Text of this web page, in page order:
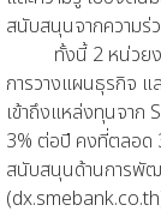
สนับสนุนจากความร่
ทั้งนี้ 2 หน่วย
การวางแผนธุรกิจ แ
เข้าถึงแหล่งทุนจาก
3% ต่อปี คงที่ตลอด
สนับสนุนด้านการพั